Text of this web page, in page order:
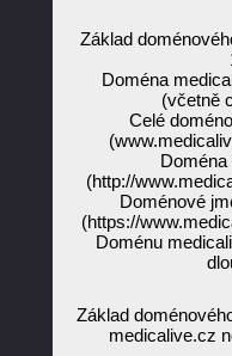
Základ
Doména
(včetně
Celé
(http://
Doménové
(https://
Doménu
Základ
medicalive.cz